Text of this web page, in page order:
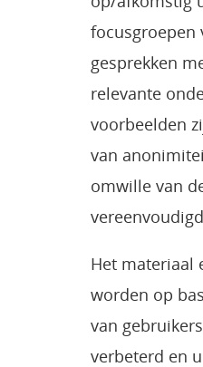
focusgroepen
gesprekken
relevante
voorbeelden
van
omwille van
Het materiaal
worden op
van
verbeterd en